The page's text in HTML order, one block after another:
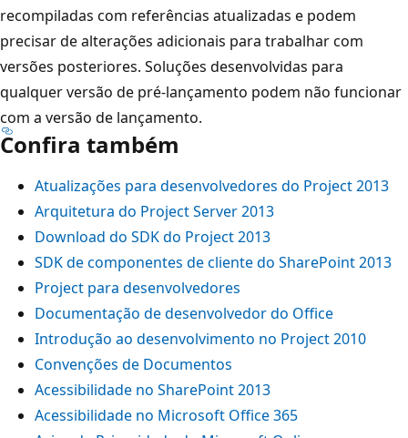
recompiladas com referências atualizadas e podem
precisar de alterações adicionais para trabalhar com
versões posteriores. Soluções desenvolvidas para
qualquer versão de pré-lançamento podem não funcionar
com a versão de lançamento.
Confira também
Atualizações para desenvolvedores do Project 2013
Arquitetura do Project Server 2013
Download do SDK do Project 2013
SDK de componentes de cliente do SharePoint 2013
Project para desenvolvedores
Documentação de desenvolvedor do Office
Introdução ao desenvolvimento no Project 2010
Convenções de Documentos
Acessibilidade no SharePoint 2013
Acessibilidade no Microsoft Office 365